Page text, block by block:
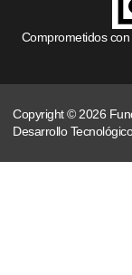
Comprometidos con
Copyright © 2026
Desarrollo